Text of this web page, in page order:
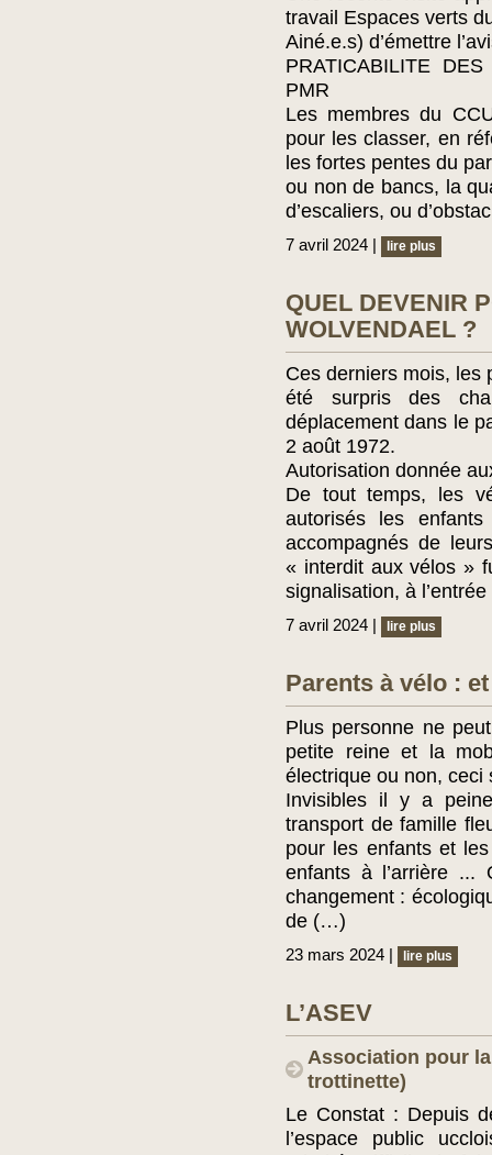
travail Espaces verts
Ainé.e.s) d’émettre
PRATICABILITE
PMR
Les membres du
pour les classer, en
les fortes pentes du
ou non de bancs, la
d’escaliers, ou
7 avril 2024 | lire plus
QUEL DEVENIR
WOLVENDAEL ?
Ces derniers mois, les
été surpris des
déplacement dans le
2 août 1972.
Autorisation donnée
De tout temps, les
autorisés les
accompagnés de
« interdit aux vélos »
signalisation, à
7 avril 2024 | lire plus
Parents à vélo :
Plus personne ne
petite reine et la
électrique ou non, ceci
Invisibles il y a
transport de famille
pour les enfants et
enfants à l’arrière ...
changement :
de (…)
23 mars 2024 | lire plus
L’ASEV
Association pour
trottinette)
Le Constat : Depuis
l’espace public